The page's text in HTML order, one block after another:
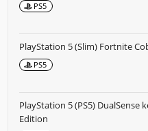
PS5
PlayStation 5 (Slim) Fortnite
PS5
PlayStation 5 (PS5)
Edition